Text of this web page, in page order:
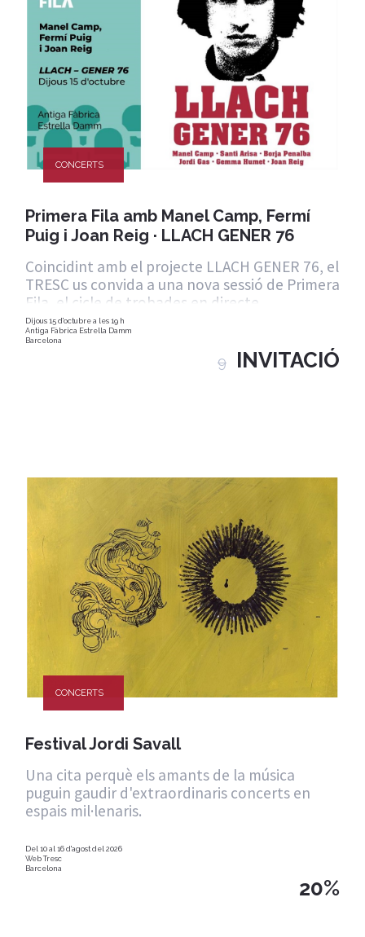
CONCERTS
Primera Fila amb Manel Camp, Fermí
Puig i Joan Reig · LLACH GENER 76
Coincidint amb el projecte LLACH GENER 76, el
TRESC us convida a una nova sessió de Primera
Fila, el cicle de trobades en directe
Dijous 15 d'octubre a les 19 h
Antiga Fàbrica Estrella Damm
Barcelona
9 INVITACIÓ
CONCERTS
Festival Jordi Savall
Una cita perquè els amants de la música
puguin gaudir d'extraordinaris concerts en
espais mil·lenaris.
Del 10 al 16 d'agost del 2026
Web Tresc
Barcelona
20%